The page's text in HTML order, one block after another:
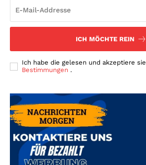
ICH MÖCHTE REIN
Ich habe die gelesen und akzeptiere sie
Bestimmungen .